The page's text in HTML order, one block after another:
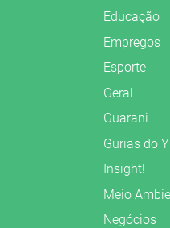
Educação
Empregos
Esporte
Geral
Guarani
Gurias do
Insight!
Meio
Negócios